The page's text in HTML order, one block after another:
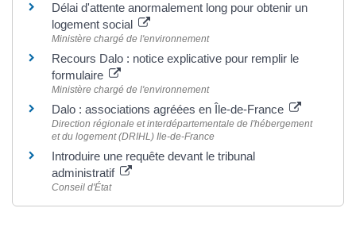
Délai d'attente anormalement long pour obtenir un
logement social
Ministère chargé de l'environnement
Recours Dalo : notice explicative pour remplir le
formulaire
Ministère chargé de l'environnement
Dalo : associations agréées en Île-de-France
Direction régionale et interdépartementale de l'hébergement
et du logement (DRIHL) Ile-de-France
Introduire une requête devant le tribunal
administratif
Conseil d'État